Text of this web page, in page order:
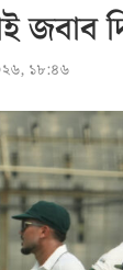
১৮:৪৬